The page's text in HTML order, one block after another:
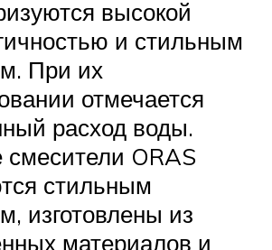
высокой
и стильным
При их
отмечается
расход воды.
смесители ORAS
стильным
изготовлены из
материалов и